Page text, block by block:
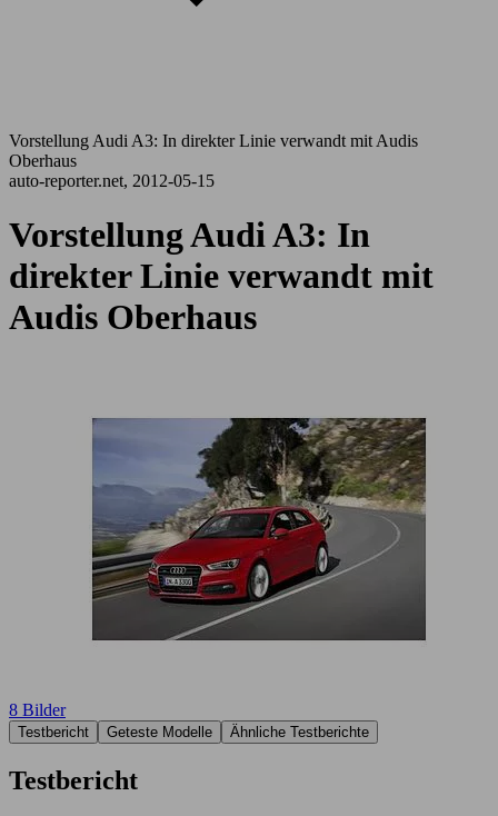
Vorstellung Audi A3: In direkter Linie verwandt mit Audis
Oberhaus
auto-reporter.net, 2012-05-15
Vorstellung Audi A3: In
direkter Linie verwandt mit
Audis Oberhaus
8 Bilder
Testbericht Geteste Modelle Ähnliche Testberichte
Testbericht